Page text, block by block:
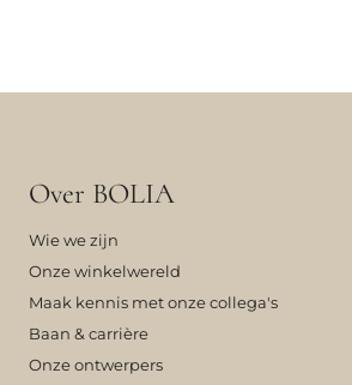
Over BOLIA
Wie we zijn
Onze winkelwereld
Maak kennis met onze collega's
Baan & carrière
Onze ontwerpers